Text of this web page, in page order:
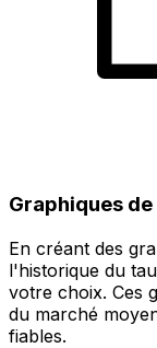
Graphiques
En créant des
l'historique du
votre choix. Ces
du marché
fiables.